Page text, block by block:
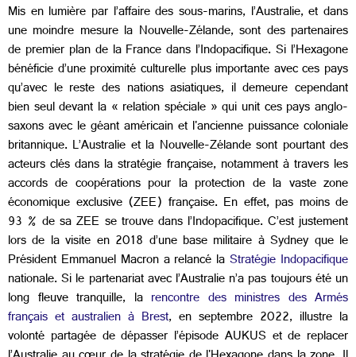
Mis en lumière par l’affaire des sous-marins, l’Australie, et dans
une moindre mesure la Nouvelle-Zélande, sont des partenaires
de premier plan de la France dans l’Indopacifique. Si l’Hexagone
bénéficie d’une proximité culturelle plus importante avec ces pays
qu’avec le reste des nations asiatiques, il demeure cependant
bien seul devant la « relation spéciale » qui unit ces pays anglo-
saxons avec le géant américain et l'ancienne puissance coloniale
britannique. L’Australie et la Nouvelle-Zélande sont pourtant des
acteurs clés dans la stratégie française, notamment à travers les
accords de coopérations pour la protection de la vaste zone
économique exclusive (ZEE) française. En effet, pas moins de
93 % de sa ZEE se trouve dans l’Indopacifique. C’est justement
lors de la visite en 2018 d’une base militaire à Sydney que le
Président Emmanuel Macron a relancé laStratégie Indopacifique
nationale. Si le partenariat avec l’Australie n’a pas toujours été un
long fleuve tranquille, la rencontre des ministres des Armés
français et australien à Brest, en septembre 2022, illustre la
volonté partagée de dépasser l’épisode AUKUS et de replacer